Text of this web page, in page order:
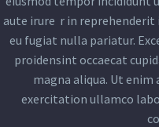
aute irure r in
eu fugiat nulla pariatur.
proidensint occaecat
magna aliqua. Ut enim
exercitation ullamco